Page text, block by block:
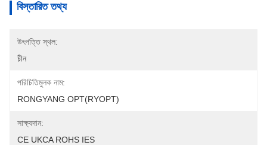
বিস্তারিত তথ্য
উৎপত্তি স্থল:
চীন
পরিচিতিমুলক নাম:
RONGYANG OPT(RYOPT)
সাক্ষ্যদান:
CE UKCA ROHS IES